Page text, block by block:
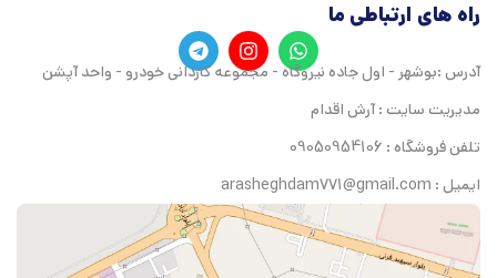
راه های ارتباطی ما
آدرس :بوشهر - اول جاده نیروگاه - مجموعه کاردانی خودرو - واحد آپشن
مدیریت سایت : آرش اقدام
تلفن فروشگاه : 09050954106
ایمیل : arasheghdam771@gmail.com